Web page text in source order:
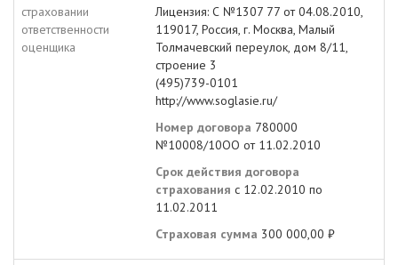
страховании
ответственности
оценщика
Лицензия: С №1307 77 от 04.08.2010,
119017, Россия, г. Москва, Малый
Толмачевский переулок, дом 8/11,
строение 3
(495)739-0101
http://www.soglasie.ru/
Номер договора 780000
№10008/10ОО от 11.02.2010
Срок действия договора
страхования с 12.02.2010 по
11.02.2011
Страховая сумма 300 000,00 ₽